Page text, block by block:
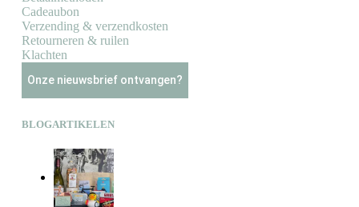
Cadeaubon
Verzending & verzendkosten
Retourneren & ruilen
Klachten
Onze nieuwsbrief ontvangen?
BLOGARTIKELEN